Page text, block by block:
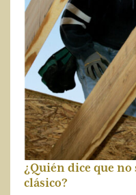
¿Quién dice que
clásico?